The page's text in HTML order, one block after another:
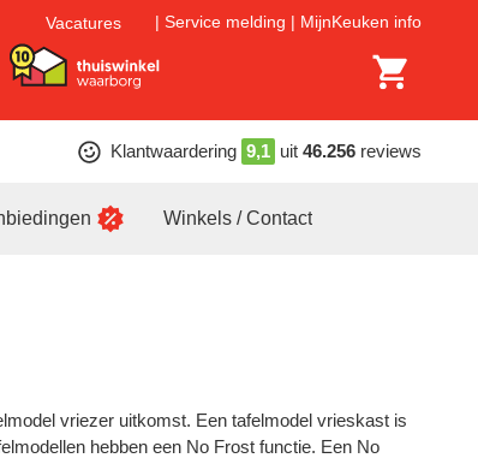
Vacatures Service melding MijnKeuken info
Klantwaardering 9,1 uit 46.256 reviews
Winkels / Contact
vriezer uitkomst. Een tafelmodel vrieskast is
hebben een No Frost functie. Een No